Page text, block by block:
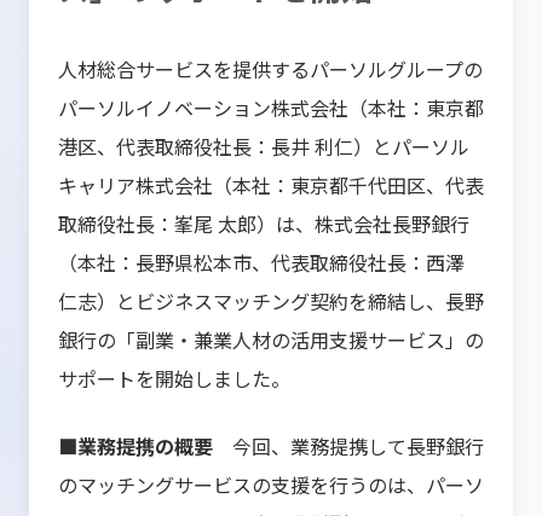
人材総合サービスを提供するパーソルグループの
パーソルイノベーション株式会社（本社：東京都
港区、代表取締役社長：長井 利仁）とパーソル
キャリア株式会社（本社：東京都千代田区、代表
取締役社長：峯尾 太郎）は、株式会社長野銀行
（本社：長野県松本市、代表取締役社長：西澤
仁志）とビジネスマッチング契約を締結し、長野
銀行の「副業・兼業人材の活用支援サービス」の
サポートを開始しました。
■業務提携の概要 今回、業務提携して長野銀行
のマッチングサービスの支援を行うのは、パーソ